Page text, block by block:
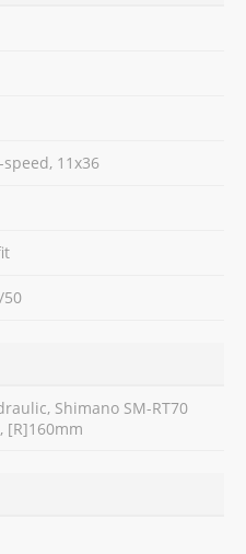
11x36
50
Shimano SM-RT70
[R]160mm